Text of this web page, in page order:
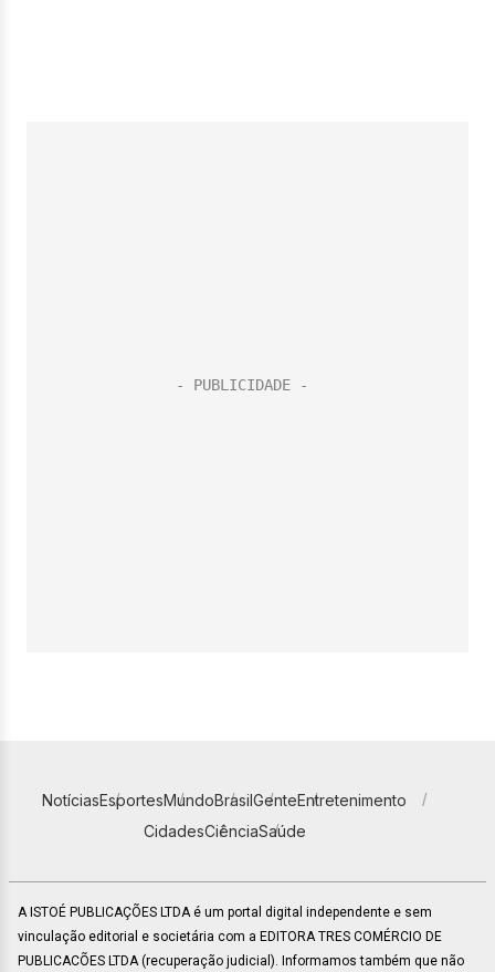
NotíciasEsportesMundoBrasilGenteEntretenimento
CidadesCiênciaSaúde
A ISTOÉ PUBLICAÇÕES LTDA é um portal digital independente e sem
vinculação editorial e societária com a EDITORA TRES COMÉRCIO DE
PUBLICACÕES LTDA (recuperação judicial). Informamos também que não